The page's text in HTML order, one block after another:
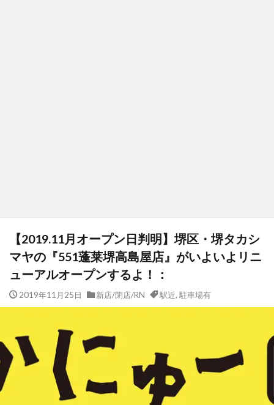
【2019.11月オープン日判明】堺区・堺タカシ
マヤの『551蓬莱堺高島屋店』がいよいよリニ
ューアルオープンするよ！：
2019年11月25日 新店/閉店/RN 駅近, 駐車場有